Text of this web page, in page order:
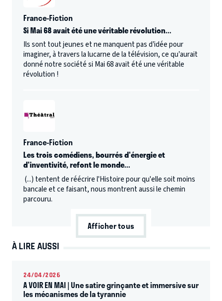
France-Fiction
Si Mai 68 avait été une véritable révolution...
Ils sont tout jeunes et ne manquent pas d’idée pour
imaginer, à travers la lucarne de la télévision, ce qu’aurait
donné notre société si Mai 68 avait été une véritable
révolution !
France-Fiction
Les trois comédiens, bourrés d'énergie et
d'inventivité, refont le monde...
(...) tentent de réécrire l'Histoire pour qu'elle soit moins
bancale et ce faisant, nous montrent aussi le chemin
parcouru.
Afficher tous
À LIRE AUSSI
24/04/2026
A VOIR EN MAI | Une satire grinçante et immersive sur
les mécanismes de la tyrannie